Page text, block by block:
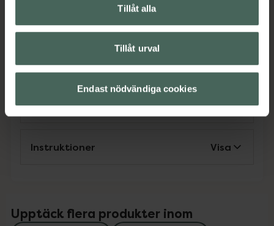
Tillåt alla
Tillåt urval
Endast nödvändiga cookies
AnsiktsvårdHudvård
Rengörande ansiktsmaskSheet mask
Omdömen Visa
Innehåll Visa
Instruktioner Visa
Upptäck flera produkter inom